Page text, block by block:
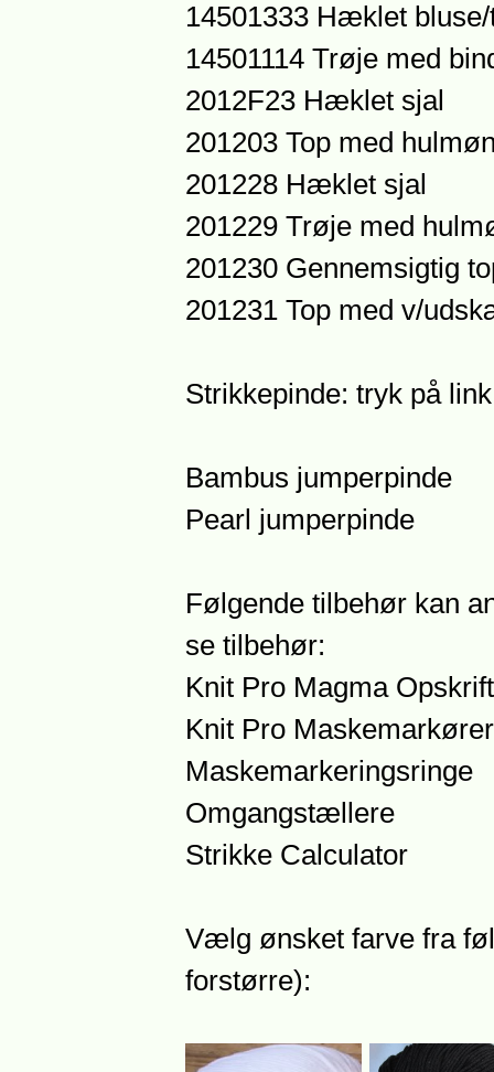
14501333 Hæklet
14501114 Trøje med
2012F23 Hæklet sjal
201203 Top med
201228 Hæklet sjal
201229 Trøje med
201230 Gennemsigtig
201231 Top med v/
Strikkepinde: tryk på
Bambus jumperpinde
Pearl jumperpinde
Følgende tilbehør kan
se tilbehør:
Knit Pro Magma
Knit Pro Maskemarkører
Maskemarkeringsringe
Omgangstællere
Strikke Calculator
Vælg ønsket farve fra
forstørre):